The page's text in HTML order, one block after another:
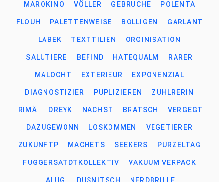
MAROKINO VÖLLER GEBRUCHE POLENTA
FLOUH PALETTENWEISE BOLLIGEN GARLANT
LABEK TEXTTILIEN ORGINISATION
SALUTIERE BEFIND HATEQUALM RARER
MALOCHT EXTERIEUR EXPONENZIAL
DIAGNOSTIZIER PUPLIZIEREN ZUHLRERIN
RIMÄ DREYK NACHST BRATSCH VERGEGT
DAZUGEWONN LOSKOMMEN VEGETIERER
ZUKUNFTP MACHETS SEEKERS PURZELTAG
FUGGERSATDTKOLLEKTIV VAKUUM VERPACK
ALUG DUSNITSCH NERDBRILLE